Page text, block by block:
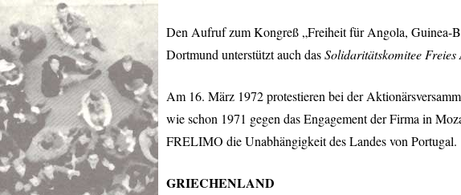
Den Aufruf zum Kongreß „Freiheit für Angola, Guinea-
Dortmund unterstützt auch dasSolidaritätskomitee
Am 16. März 1972 protestieren bei der
wie schon 1971 gegen das Engagement der Firma in
FRELIMO die Unabhängigkeit des Landes von Portugal.
GRIECHENLAND